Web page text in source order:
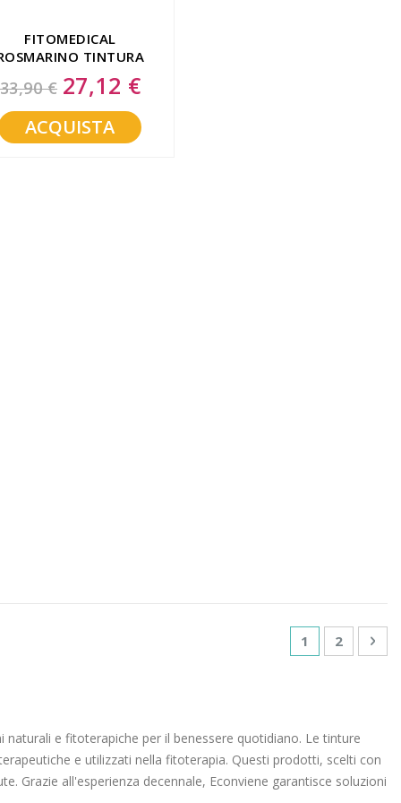
FITOMEDICAL
TINTURA
MADRE 200 ML BIO
33,90 € Special
Price
27,12 €
ACQUISTA
Pagina
Attualmente
1 Pagina
2
naturali e fitoterapiche per il benessere quotidiano. Le tinture
e utilizzati nella fitoterapia. Questi prodotti, scelti con
Grazie all'esperienza decennale, Econviene garantisce soluzioni